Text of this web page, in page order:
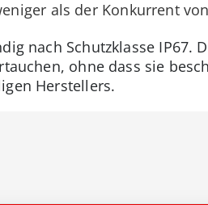
als der Konkurrent
nach Schutzklasse IP67.
ohne dass sie
Herstellers.